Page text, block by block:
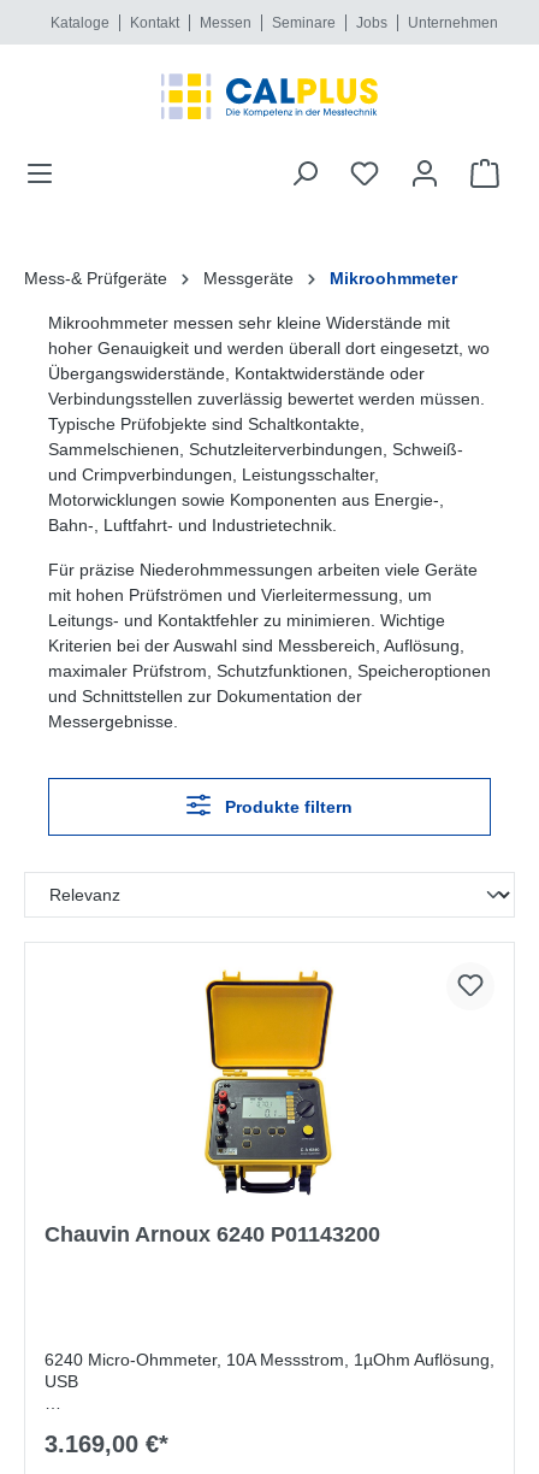
springen
Kataloge Kontakt Messen Seminare Jobs Unternehmen
Mess-& Prüfgeräte Messgeräte Mikroohmmeter
Mikroohmmeter messen sehr kleine Widerstände mit
hoher Genauigkeit und werden überall dort eingesetzt, wo
Übergangswiderstände, Kontaktwiderstände oder
Verbindungsstellen zuverlässig bewertet werden müssen.
Typische Prüfobjekte sind Schaltkontakte,
Sammelschienen, Schutzleiterverbindungen, Schweiß-
und Crimpverbindungen, Leistungsschalter,
Motorwicklungen sowie Komponenten aus Energie-,
Bahn-, Luftfahrt- und Industrietechnik.
Für präzise Niederohmmessungen arbeiten viele Geräte
mit hohen Prüfströmen und Vierleitermessung, um
Leitungs- und Kontaktfehler zu minimieren. Wichtige
Kriterien bei der Auswahl sind Messbereich, Auflösung,
maximaler Prüfstrom, Schutzfunktionen, Speicheroptionen
und Schnittstellen zur Dokumentation der
Messergebnisse.
Produkte filtern
Chauvin Arnoux 6240 P01143200
6240 Micro-Ohmmeter, 10A Messstrom, 1µOhm Auflösung,
USB
Software
3.169,00 €*